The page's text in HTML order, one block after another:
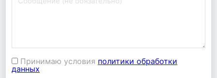
Принимаю условия политики обработки
данных